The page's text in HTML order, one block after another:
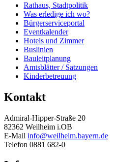
Rathaus, Stadtpolitik
Was erledige ich wo?
Bürgerserviceportal
Eventkalender
Hotels und Zimmer
Buslinien
Bauleitplanung
Amtsblätter / Satzungen
Kinderbetreuung
Kontakt
Admiral-Hipper-Straße 20
82362 Weilheim i.OB
E-Mail info@weilheim.bayern.de
Telefon 0881 682-0